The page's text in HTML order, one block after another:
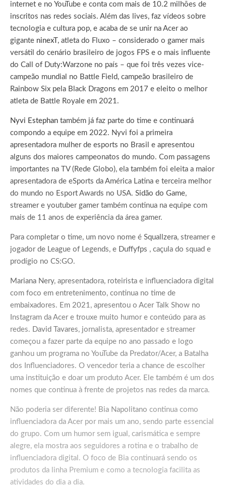
internet e no YouTube e conta com mais de 10.2 milhões de
inscritos nas redes sociais. Além das lives, faz vídeos sobre
tecnologia e cultura pop, e acaba de se unir na Acer ao
gigante ninexT , atleta do Fluxo – considerado o gamer mais
versátil do cenário brasileiro de jogos FPS e o mais influente
do Call of Duty:Warzone no país – que foi três vezes vice-
campeão mundial no Battle Field, campeão brasileiro de
Rainbow Six pela Black Dragons em 2017 e eleito o melhor
atleta de Battle Royale em 2021.
Nyvi Estephan também já faz parte do time e continuará
compondo a equipe em 2022. Nyvi foi a primeira
apresentadora mulher de esports no Brasil e apresentou
alguns dos maiores campeonatos do mundo. Com passagens
importantes na TV (Rede Globo), ela também foi eleita a maior
apresentadora de eSports da América Latina e terceira melhor
do mundo no Esport Awards no USA. Sidão do Game,
streamer e youtuber gamer também continua na equipe com
mais de 11 anos de experiência da área gamer.
Para completar o time, um novo nome é Squallzera, streamer e
jogador de League of Legends, e Duffyfps , caçula do squad e
prodígio no CS:GO.
Mariana Nery, apresentadora, roteirista e influenciadora digital
com foco em entretenimento, continua no time de
embaixadores. Em 2021, apresentou o Acer Talk Show no
Instagram da Acer e trouxe muito humor e conteúdo para as
redes. David Tavares, jornalista, apresentador e streamer
começou a fazer parte da equipe no ano passado e logo
ganhou um programa no YouTube da Predator/Acer, a Batalha
dos Influenciadores. O vencedor teria a chance de escolher
uma instituição e doar um produto Acer. Ele também é um dos
nomes que continua à frente de projetos nas redes da marca.
Não poderia ser diferente! Bia Napolitano continua como
influenciadora da Acer por mais um ano, sendo parte essencial
do grupo. Com um humor sem igual, carismática e sempre
alegre, ela mostra aos seguidores a rotina e o trabalho de
influenciadora digital. O foco de Bia continuará sendo os
produtos da linha Premium e como a tecnologia facilita as
atividades do dia a dia.